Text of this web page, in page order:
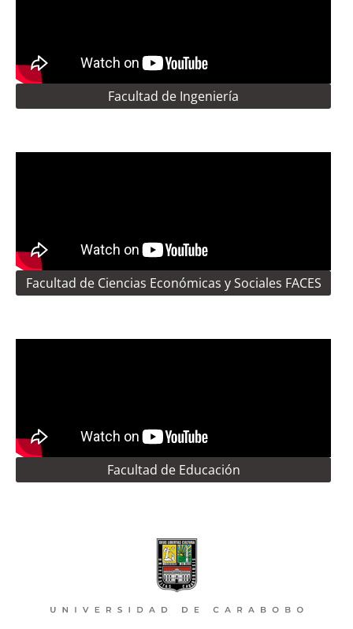
Facultad de Ingeniería
Facultad de Ciencias Económicas y Sociales FACES
Facultad de Educación